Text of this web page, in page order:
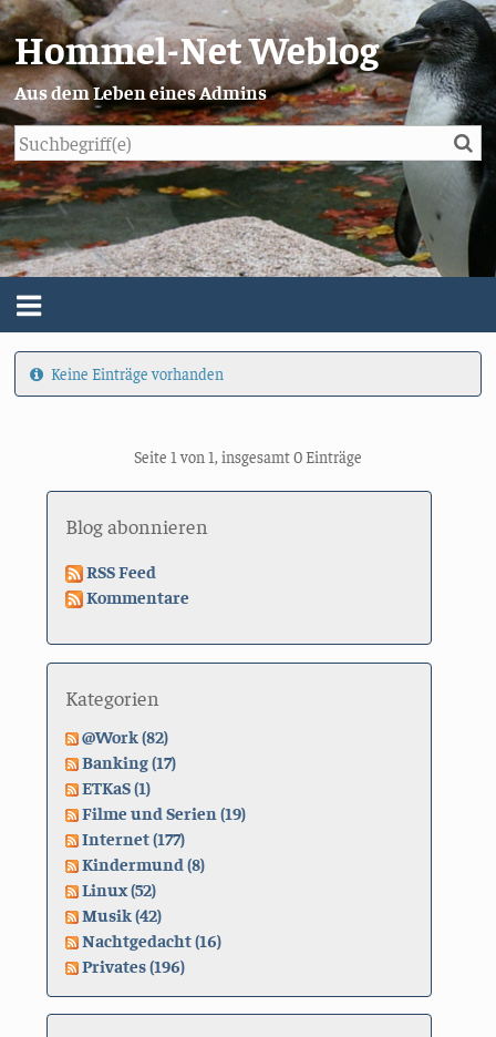
Hommel-Net Weblog
Aus dem Leben eines Admins
Menü
Blog
Über mich
Keine Einträge vorhanden
Seite 1 von 1, insgesamt 0 Einträge
Blog abonnieren
RSS Feed
Kommentare
Kategorien
@Work (82)
Banking (17)
ETKaS (1)
Filme und Serien (19)
Internet (177)
Kindermund (8)
Linux (52)
Musik (42)
Nachtgedacht (16)
Privates (196)